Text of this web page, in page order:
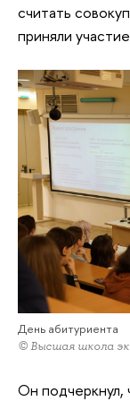
считать
приняли
День абитуриента
© Высшая школа
Он подчеркнул,